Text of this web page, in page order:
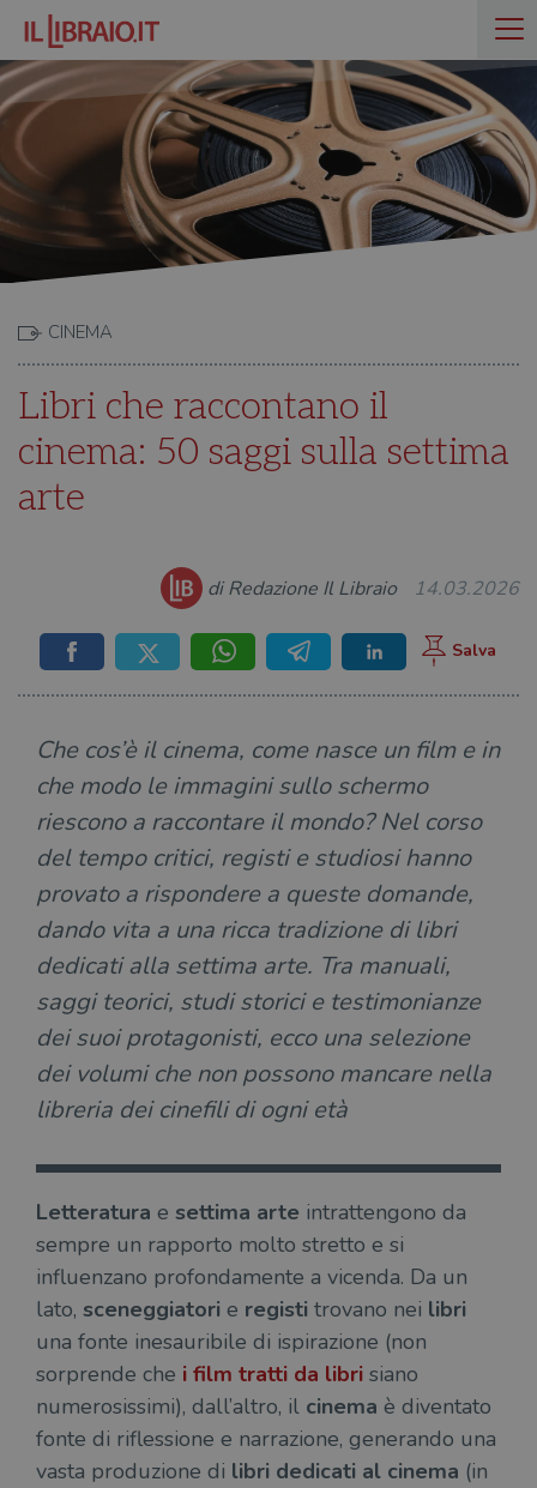
CINEMA
Libri che raccontano il
cinema: 50 saggi sulla settima
arte
di Redazione Il Libraio 14.03.2026
Che cos’è il cinema, come nasce un film e in
che modo le immagini sullo schermo
riescono a raccontare il mondo? Nel corso
del tempo critici, registi e studiosi hanno
provato a rispondere a queste domande,
dando vita a una ricca tradizione di libri
dedicati alla settima arte. Tra manuali,
saggi teorici, studi storici e testimonianze
dei suoi protagonisti, ecco una selezione
dei volumi che non possono mancare nella
libreria dei cinefili di ogni età
Letteratura e settima arte intrattengono da
sempre un rapporto molto stretto e si
influenzano profondamente a vicenda. Da un
lato, sceneggiatori e registi trovano nei libri
una fonte inesauribile di ispirazione (non
sorprende che i film tratti da libri siano
numerosissimi), dall’altro, il cinema è diventato
fonte di riflessione e narrazione, generando una
vasta produzione di libri dedicati al cinema (in